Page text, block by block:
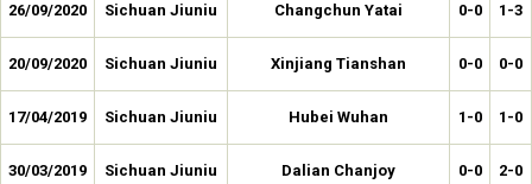
26/09/2020 Sichuan Jiuniu Changchun Yatai 0-0 1-3
20/09/2020 Sichuan Jiuniu Xinjiang Tianshan 0-0 0-0
17/04/2019 Sichuan Jiuniu Hubei Wuhan 1-0 1-0
30/03/2019 Sichuan Jiuniu Dalian Chanjoy 0-0 2-0